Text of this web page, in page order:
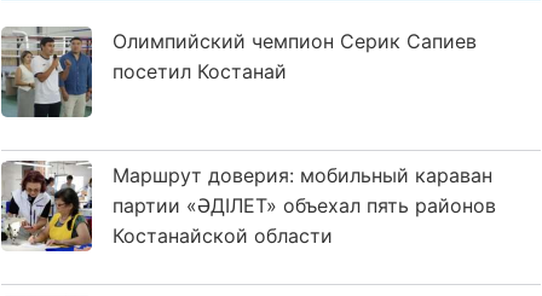
Олимпийский чемпион Серик Сапиев
посетил Костанай
Маршрут доверия: мобильный караван
партии «ӘДІЛЕТ» объехал пять районов
Костанайской области